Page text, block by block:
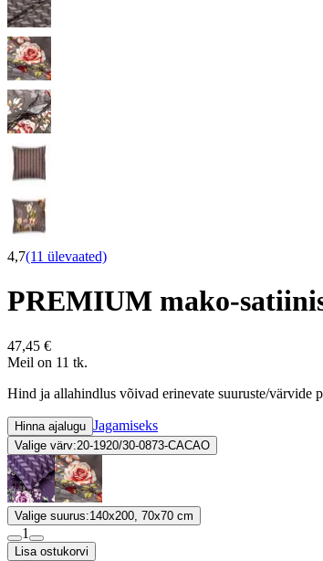
4,7(11 ülevaated)
PREMIUM mako-
47,45 €
Meil on 11 tk.
Hind ja allahindlus võivad erinevate suuruste/värvide
Hinna ajalugu Jagamiseks
Valige värv:20-1920/30-0873-CACAO
Valige suurus:140x200, 70x70 cm
1
Lisa ostukorvi